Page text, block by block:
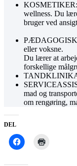
KOSMETIKER:
wellness. Du
bruger ved
eller voksne.
Du lærer at
forskellige
mad og
om rengøring,
DEL